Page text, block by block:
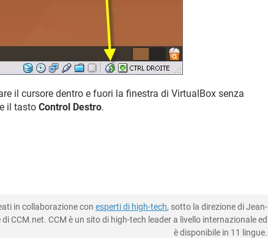
il cursore dentro e fuori la finestra di VirtualBox senza
il tasto Control Destro.
in collaborazione con esperti di high-tech, sotto la direzione di Jean-
CCM.net. CCM è un sito di high-tech leader a livello internazionale ed
è disponibile in 11 lingue.